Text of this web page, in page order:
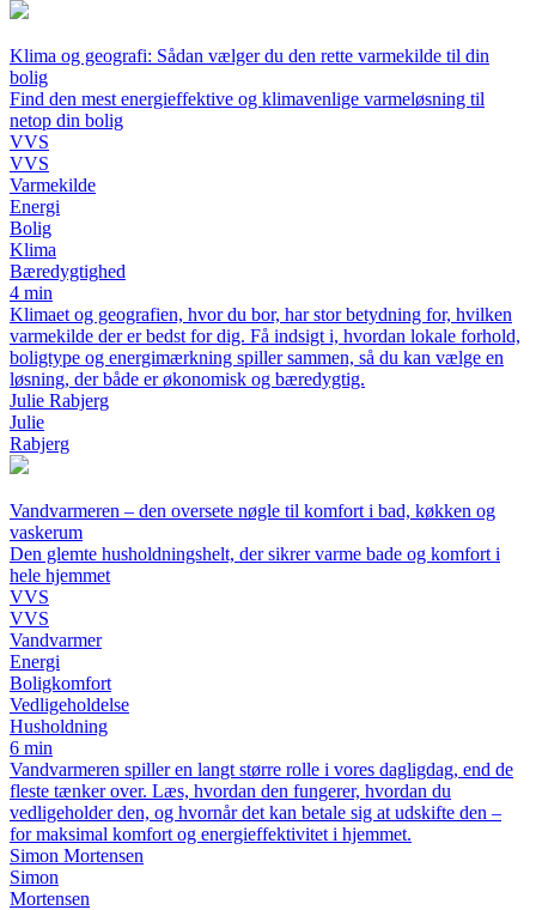
Klima og geografi: Sådan vælger du den rette varmekilde til din
bolig
Find den mest energieffektive og klimavenlige varmeløsning til
netop din bolig
VVS
VVS
Varmekilde
Energi
Bolig
Klima
Bæredygtighed
4 min
Klimaet og geografien, hvor du bor, har stor betydning for, hvilken
varmekilde der er bedst for dig. Få indsigt i, hvordan lokale forhold,
boligtype og energimærkning spiller sammen, så du kan vælge en
løsning, der både er økonomisk og bæredygtig.
Julie Rabjerg
Julie
Rabjerg
Vandvarmeren – den oversete nøgle til komfort i bad, køkken og
vaskerum
Den glemte husholdningshelt, der sikrer varme bade og komfort i
hele hjemmet
VVS
VVS
Vandvarmer
Energi
Boligkomfort
Vedligeholdelse
Husholdning
6 min
Vandvarmeren spiller en langt større rolle i vores dagligdag, end de
fleste tænker over. Læs, hvordan den fungerer, hvordan du
vedligeholder den, og hvornår det kan betale sig at udskifte den –
for maksimal komfort og energieffektivitet i hjemmet.
Simon Mortensen
Simon
Mortensen